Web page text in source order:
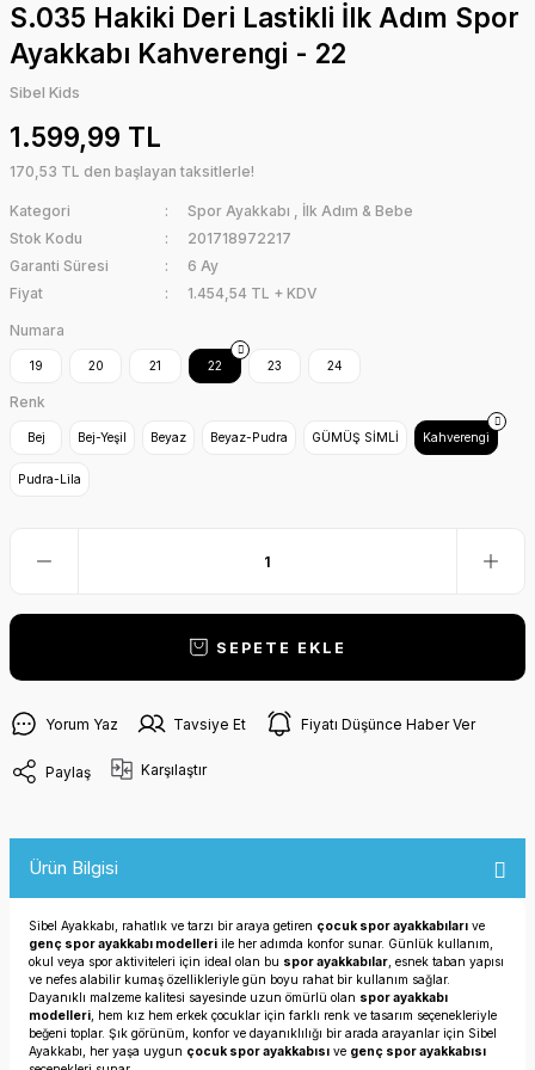
S.035 Hakiki Deri Lastikli İlk Adım Spor
Ayakkabı Kahverengi - 22
Sibel Kids
1.599,99 TL
170,53 TL den başlayan taksitlerle!
Kategori Spor Ayakkabı , İlk Adım & Bebe
Stok Kodu
201718972217
Garanti Süresi
6 Ay
Fiyat
1.454,54 TL + KDV
Numara
19 20 21 22 23 24
Renk
Bej Bej-Yeşil Beyaz Beyaz-Pudra GÜMÜŞ SİMLİ Kahverengi
Pudra-Lila
SEPETE EKLE
Yorum Yaz Tavsiye Et Fiyatı Düşünce Haber Ver
Paylaş Karşılaştır
Ürün Bilgisi
Sibel Ayakkabı, rahatlık ve tarzı bir araya getiren çocuk spor ayakkabıları ve
genç spor ayakkabı modelleri ile her adımda konfor sunar. Günlük kullanım,
okul veya spor aktiviteleri için ideal olan bu spor ayakkabılar , esnek taban yapısı
ve nefes alabilir kumaş özellikleriyle gün boyu rahat bir kullanım sağlar.
Dayanıklı malzeme kalitesi sayesinde uzun ömürlü olan spor ayakkabı
modelleri , hem kız hem erkek çocuklar için farklı renk ve tasarım seçenekleriyle
beğeni toplar. Şık görünüm, konfor ve dayanıklılığı bir arada arayanlar için Sibel
Ayakkabı, her yaşa uygun çocuk spor ayakkabısı ve genç spor ayakkabısı